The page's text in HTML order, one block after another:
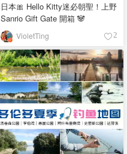
日本🎀 Hello Kitty迷必朝聖！上野
Sanrio Gift Gate 開箱 🐼
VioletTing 2